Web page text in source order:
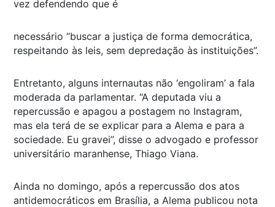
vez defendendo que é
necessário “buscar a justiça de forma democrática,
respeitando às leis, sem depredação às instituições”.
Entretanto, alguns internautas não ‘engoliram’ a fala
moderada da parlamentar. “A deputada viu a
repercussão e apagou a postagem no Instagram,
mas ela terá de se explicar para a Alema e para a
sociedade. Eu gravei”, disse o advogado e professor
universitário maranhense, Thiago Viana.
Ainda no domingo, após a repercussão dos atos
antidemocráticos em Brasília, a Alema publicou nota